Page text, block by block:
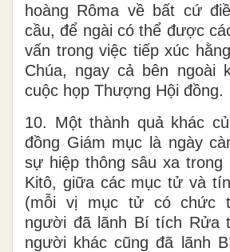
hoàng Rôma về bất cứ
cầu, để ngài có thể được
vấn trong việc tiếp xúc
Chúa, ngay cả bên ngoài
cuộc họp Thượng Hội đồng.
10. Một thành quả khác
đồng Giám mục là ngày
sự hiệp thông sâu xa trong
Kitô, giữa các mục tử và
(mỗi vị mục tử có chức
người đã lãnh Bí tích Rửa
người khác cũng đã lãnh